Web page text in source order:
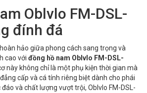
Oblvlo FM-DSL-
đính đá
hảo giữa phong cách sang trọng và
cao với đồng hồ nam Oblvlo FM-DSL-
này không chỉ là một phụ kiện thời gian mà
cấp và cá tính riêng biệt dành cho phái
và chất lượng vượt trội, Oblvlo FM-DSL-